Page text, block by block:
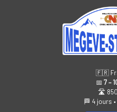
🇫🇷
📅 7 –
🛣️
🏁 4 jours